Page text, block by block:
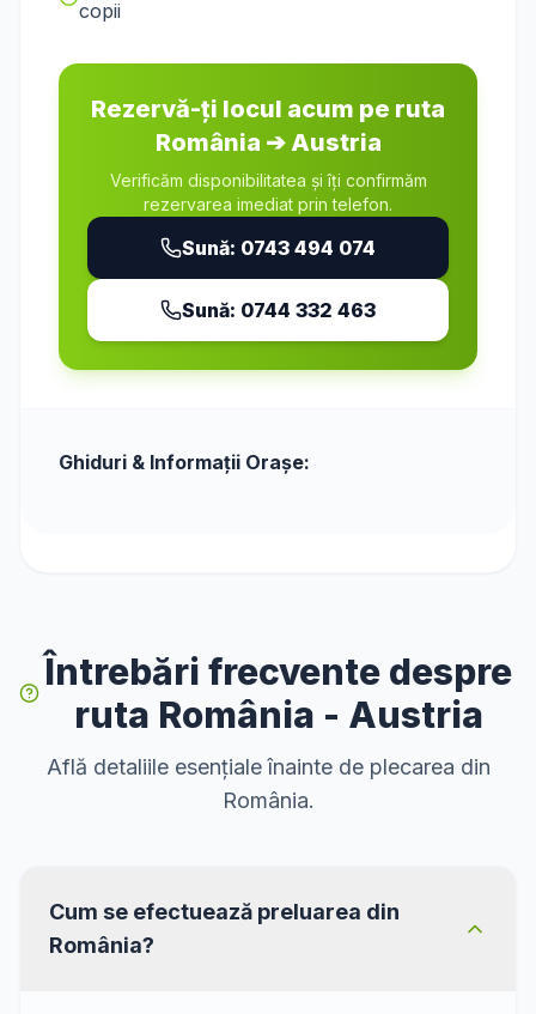
copii
Rezervă-ți locul acum pe ruta
România ➔Austria
Verificăm disponibilitatea și îți confirmăm
rezervarea imediat prin telefon.
Sună: 0743 494 074
Sună: 0744 332 463
Ghiduri & Informații Orașe:
Întrebări frecvente despre
ruta România - Austria
Află detaliile esențiale înainte de plecarea din
România.
Cum se efectuează preluarea din
România?